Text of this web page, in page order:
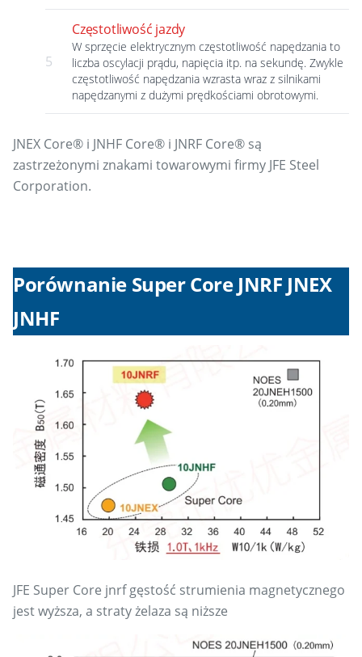
5
Częstotliwość jazdy
W sprzęcie elektrycznym częstotliwość napędzania to
liczba oscylacji prądu, napięcia itp. na sekundę. Zwykle
częstotliwość napędzania wzrasta wraz z silnikami
napędzanymi z dużymi prędkościami obrotowymi.
JNEX Core® i JNHF Core® i JNRF Core® są
zastrzeżonymi znakami towarowymi firmy JFE Steel
Corporation.
Porównanie Super Core JNRF JNEX
JNHF
JFE Super Core jnrf gęstość strumienia magnetycznego
jest wyższa, a straty żelaza są niższe